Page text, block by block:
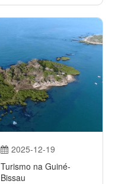
e Desenvolvimento
Sustentável
2025-12-19
Turismo na Guiné-
Bissau